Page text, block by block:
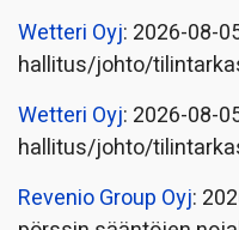
Wetteri Oyj: 2026-08-
hallitus/johto/
Wetteri Oyj: 2026-08-
hallitus/johto/
Revenio Group Oyj: